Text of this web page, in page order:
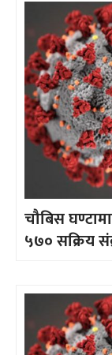
चौबिस
५७० सक्रिय